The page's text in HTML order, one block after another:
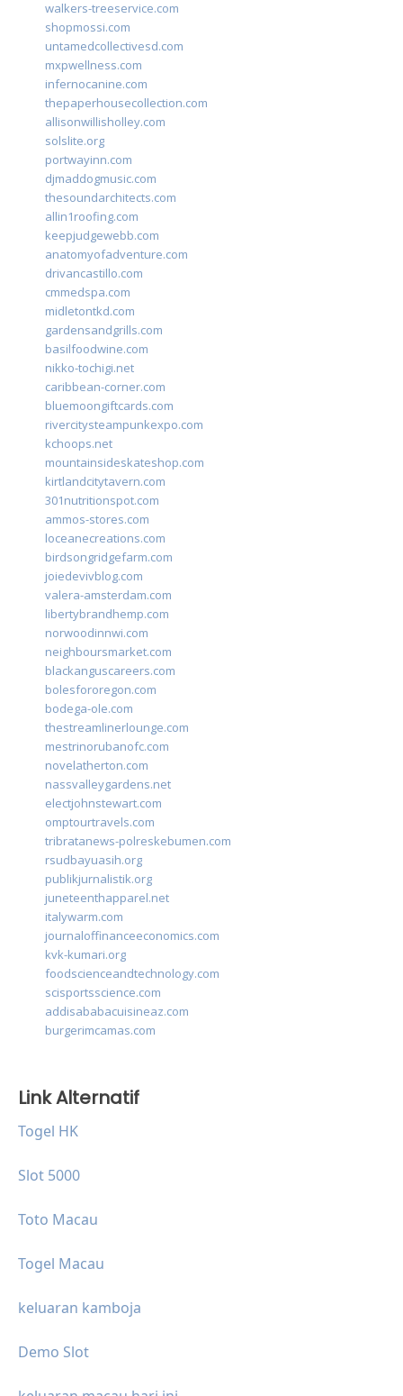
walkers-treeservice.com
shopmossi.com
untamedcollectivesd.com
mxpwellness.com
infernocanine.com
thepaperhousecollection.com
allisonwillisholley.com
solslite.org
portwayinn.com
djmaddogmusic.com
thesoundarchitects.com
allin1roofing.com
keepjudgewebb.com
anatomyofadventure.com
drivancastillo.com
cmmedspa.com
midletontkd.com
gardensandgrills.com
basilfoodwine.com
nikko-tochigi.net
caribbean-corner.com
bluemoongiftcards.com
rivercitysteampunkexpo.com
kchoops.net
mountainsideskateshop.com
kirtlandcitytavern.com
301nutritionspot.com
ammos-stores.com
loceanecreations.com
birdsongridgefarm.com
joiedevivblog.com
valera-amsterdam.com
libertybrandhemp.com
norwoodinnwi.com
neighboursmarket.com
blackanguscareers.com
bolesfororegon.com
bodega-ole.com
thestreamlinerlounge.com
mestrinorubanofc.com
novelatherton.com
nassvalleygardens.net
electjohnstewart.com
omptourtravels.com
tribratanews-polreskebumen.com
rsudbayuasih.org
publikjurnalistik.org
juneteenthapparel.net
italywarm.com
journaloffinanceeconomics.com
kvk-kumari.org
foodscienceandtechnology.com
scisportsscience.com
addisababacuisineaz.com
burgerimcamas.com
Link Alternatif
Togel HK
Slot 5000
Toto Macau
Togel Macau
keluaran kamboja
Demo Slot